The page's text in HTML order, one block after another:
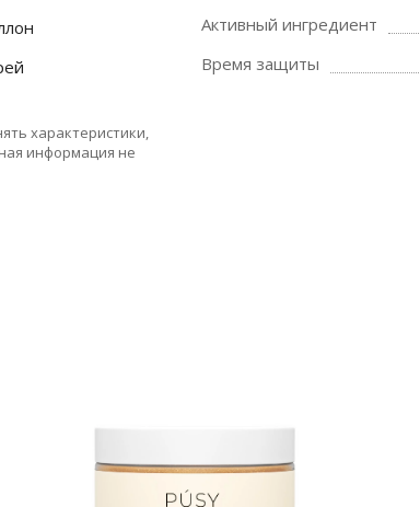
Активный ингредиент
Время защиты
характеристики,
информация не